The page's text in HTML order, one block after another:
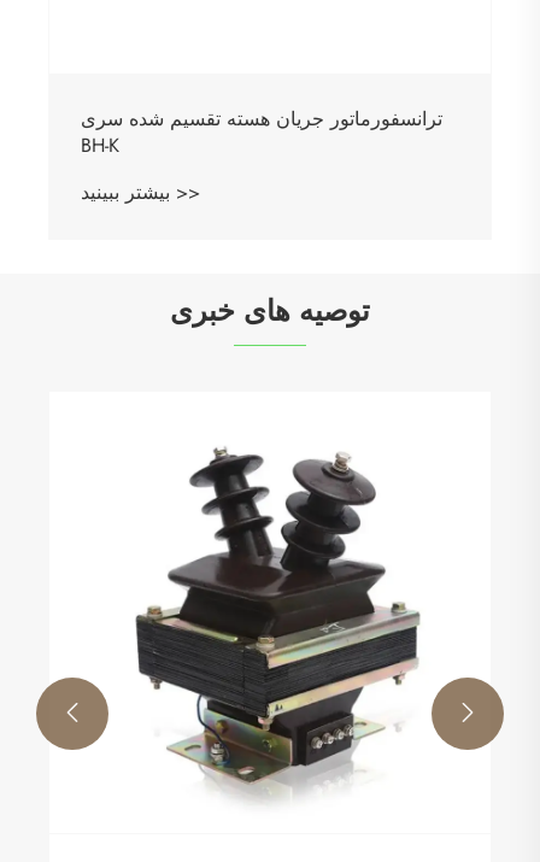
ترانسفورماتور جریان هسته تقسیم شده سری
BH-K
بیشتر ببینید >>
توصیه های خبری
 